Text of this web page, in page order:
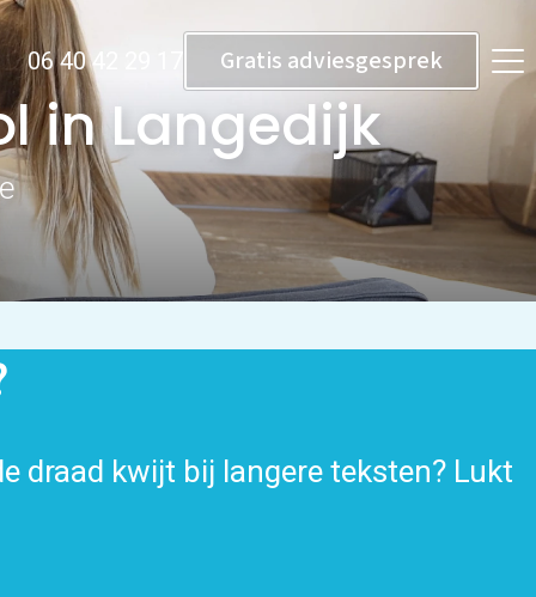
06 40 42 29 17 Gratis adviesgesprek
in Langedijk
draad kwijt bij langere teksten? Lukt